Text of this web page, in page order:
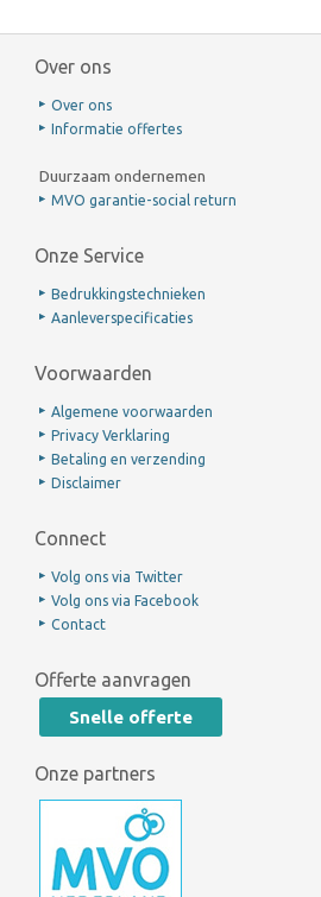
Over ons
Over ons
Informatie offertes
Duurzaam ondernemen
MVO garantie-social return
Onze Service
Bedrukkingstechnieken
Aanleverspecificaties
Voorwaarden
Algemene voorwaarden
Privacy Verklaring
Betaling en verzending
Disclaimer
Connect
Volg ons via Twitter
Volg ons via Facebook
Contact
Offerte aanvragen
Snelle offerte
Onze partners